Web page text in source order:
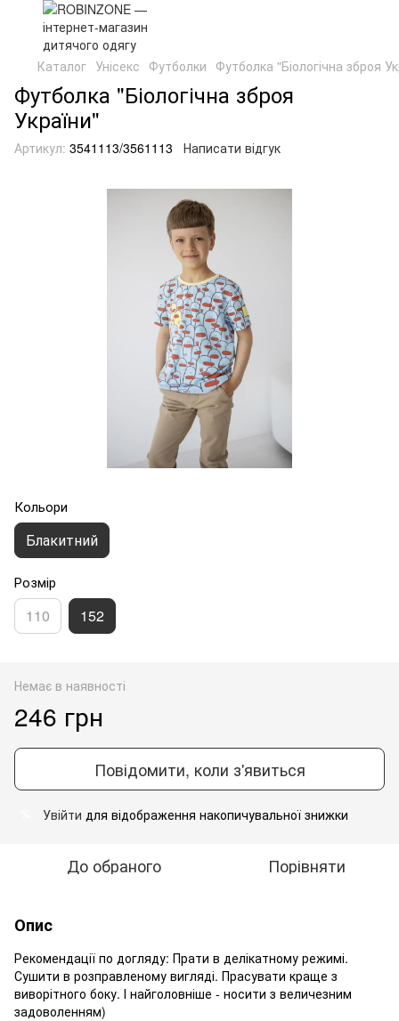
Каталог Унісекс Футболки Футболка "Біологічна зброя
Футболка "Біологічна зброя
України"
Артикул: 3541113/3561113 Написати відгук
Кольори
Блакитний
Розмір
110 152
Немає в наявності
246 грн
Повідомити, коли з'явиться
Увійти для відображення накопичувальної знижки
До обраного Порівняти
Опис
Рекомендації по догляду: Прати в делікатному режимі.
Сушити в розправленому вигляді. Прасувати краще з
виворітного боку. І найголовніше - носити з величезним
задоволенням)